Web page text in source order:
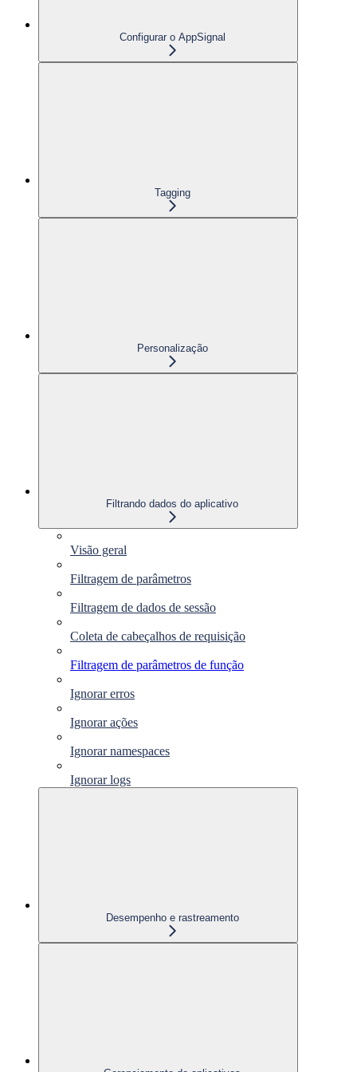
Configurar o AppSignal
Tagging
Personalização
Filtrando dados do aplicativo
Visão geral
Filtragem de parâmetros
Filtragem de dados de sessão
Coleta de cabeçalhos de requisição
Filtragem de parâmetros de função
Ignorar erros
Ignorar ações
Ignorar namespaces
Ignorar logs
Desempenho e rastreamento